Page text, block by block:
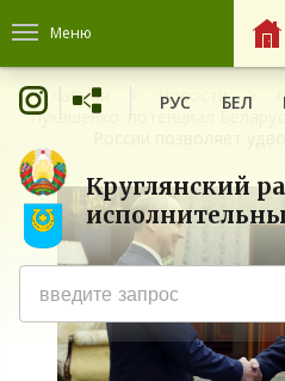
Меню
Круглянский
РУС БЕЛ
Главная Новости
Лукашенко: потенциал